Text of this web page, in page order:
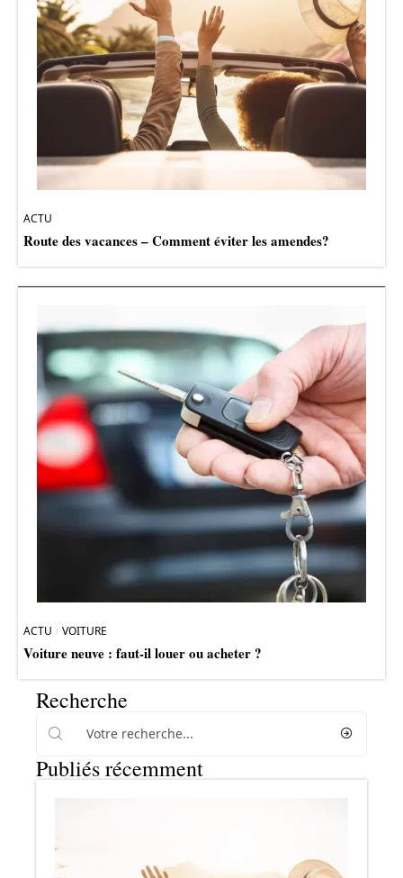
ACTU
Route des vacances – Comment éviter les amendes?
ACTU VOITURE
Voiture neuve : faut-il louer ou acheter ?
Recherche
Publiés récemment